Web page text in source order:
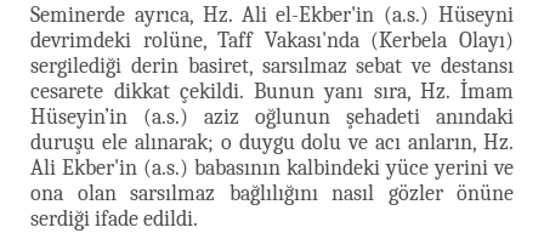
Seminerde ayrıca, Hz. Ali el-Ekber'in (a.s.) Hüseyni
devrimdeki rolüne, Taff Vakası'nda (Kerbela Olayı)
sergilediği derin basiret, sarsılmaz sebat ve destansı
cesarete dikkat çekildi. Bunun yanı sıra, Hz. İmam
Hüseyin’in (a.s.) aziz oğlunun şehadeti anındaki
duruşu ele alınarak; o duygu dolu ve acı anların, Hz.
Ali Ekber'in (a.s.) babasının kalbindeki yüce yerini ve
ona olan sarsılmaz bağlılığını nasıl gözler önüne
serdiği ifade edildi.